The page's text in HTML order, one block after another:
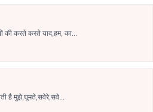
की करते करते याद,हम, का...
है मुझे,घूमते,सवेरे,सवे...